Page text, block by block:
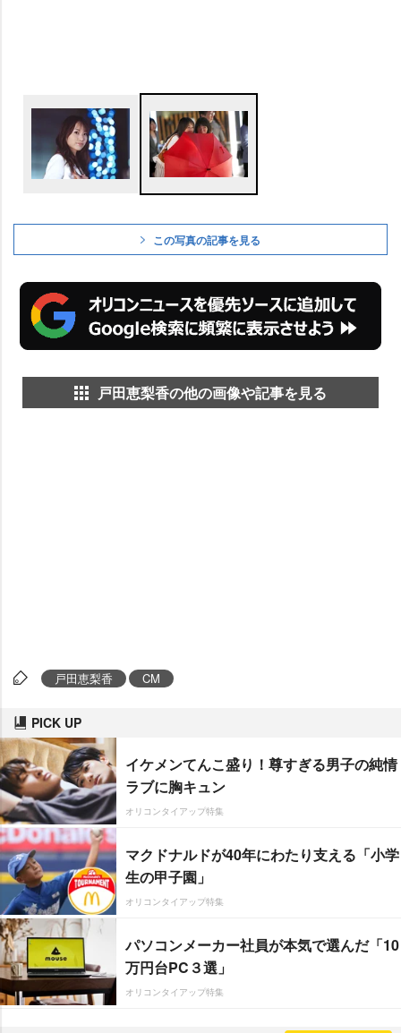
この写真の記事を見る
戸田恵梨香の他の画像や記事を見る
戸田恵梨香 CM
PICK UP
イケメンてんこ盛り！尊すぎる男子の純情
ラブに胸キュン
オリコンタイアップ特集
マクドナルドが40年にわたり支える「小学
生の甲子園」
オリコンタイアップ特集
パソコンメーカー社員が本気で選んだ「10
万円台PC３選」
オリコンタイアップ特集